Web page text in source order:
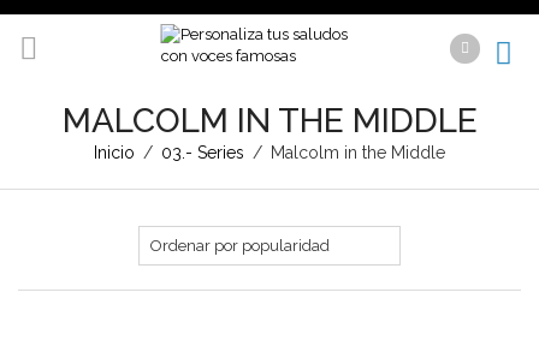
MALCOLM IN THE MIDDLE
Inicio / 03.- Series / Malcolm in the Middle